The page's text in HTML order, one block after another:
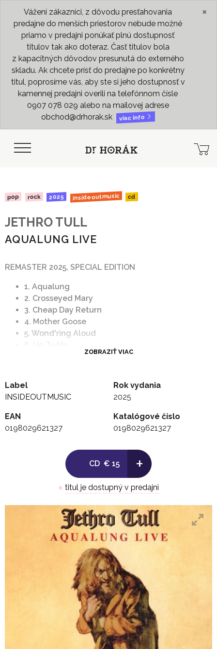
Vážení zákazníci, z dôvodu presťahovania
predajne do menších priestorov nebude možné
priamo v predajni ponúkať plnú dostupnosť
titulov tak ako doteraz. Časť titulov bola
z kapacitných dôvodov presunutá do externého
skladu. Ak chcete prísť do predajne po konkrétny
titul, poprosíme vás, aby ste si jeho dostupnosť v
kamennej predajni overili na telefónnom čísle
0907 078 029 alebo na mailovej adrese
obchod@drhorak.sk
viac info
×
pop rock 2025 insideoutmusic cd
JETHRO TULL
AQUALUNG LIVE
REMASTER 2025, SPECIAL EDITION
1. Aqualung
2. Crosseyed Mary
3. Cheap Day Return
4. Mother Goose
5. Wond'ring Aloud
9. Slipstream
10. Locomotive Breath
ZOBRAZIŤ VIAC
Label
INSIDEOUTMUSIC
Rok vydania
2025
EAN
0198029621327
Katalógové číslo
0198029621327
CD € 15 +
● titul je dostupný v predajni